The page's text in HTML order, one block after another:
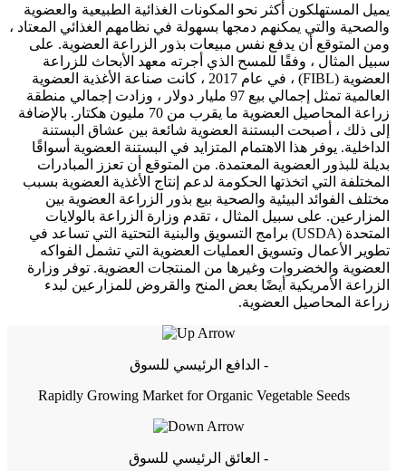
يميل المستهلكون أكثر نحو المكونات الغذائية الطبيعية والعضوية
والصحية والتي يمكنهم دمجها بسهولة في نظامهم الغذائي المعتاد ،
ومن المتوقع أن يدفع نفس مبيعات بذور الزراعة العضوية. على
سبيل المثال ، وفقًا للمسح الذي أجرته معهد الأبحاث للزراعة
العضوية (FIBL) ، في عام 2017 ، كانت صناعة الأغذية العضوية
العالمية تمثل إجمالي بيع 97 مليار دولار ، وزادت إجمالي منطقة
زراعة المحاصيل العضوية ما يقرب من 70 مليون هكتار. بالإضافة
إلى ذلك ، أصبحت البستنة العضوية شائعة بين عشاق البستنة
الداخلية. يوفر هذا الاهتمام المتزايد في البستنة العضوية أسواقًا
بديلة للبذور العضوية المعتمدة. من المتوقع أن تعزز المبادرات
المختلفة التي اتخذتها الحكومة لدعم إنتاج الأغذية العضوية بسبب
مختلف الفوائد البيئية والصحية بيع بذور الزراعة العضوية بين
المزارعين. على سبيل المثال ، تقدم وزارة الزراعة بالولايات
المتحدة (USDA) برامج التسويق والبنية التحتية التي تساعد في
تطوير الأعمال وتسويق العمليات العضوية التي تشمل الفواكه
العضوية والخضروات وغيرها من المنتجات العضوية. توفر وزارة
الزراعة الأمريكية أيضًا بعض المنح والقروض للمزارعين لبدء
زراعة المحاصيل العضوية.
الدافع الرئيسي للسوق -
Rapidly Growing Market for Organic Vegetable Seeds
العائق الرئيسي للسوق -